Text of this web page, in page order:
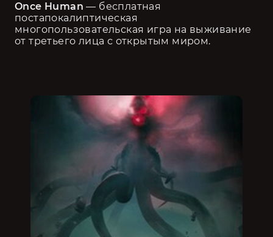
Once Human — бесплатная
постапокалиптическая
многопользовательская игра на выживание
от третьего лица с открытым миром.